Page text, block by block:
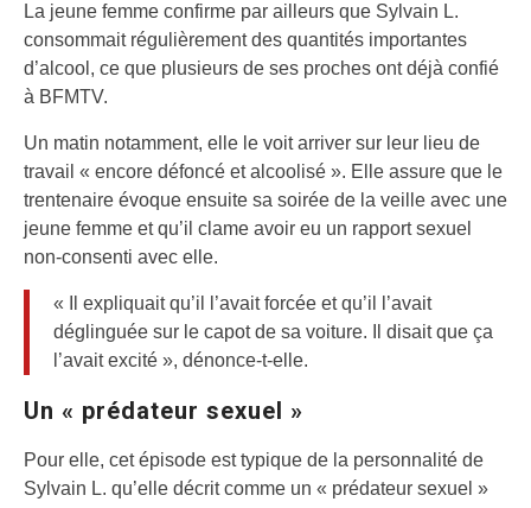
La jeune femme confirme par ailleurs que Sylvain L.
consommait régulièrement des quantités importantes
d’alcool, ce que plusieurs de ses proches ont déjà confié
à BFMTV.
Un matin notamment, elle le voit arriver sur leur lieu de
travail « encore défoncé et alcoolisé ». Elle assure que le
trentenaire évoque ensuite sa soirée de la veille avec une
jeune femme et qu’il clame avoir eu un rapport sexuel
non-consenti avec elle.
« Il expliquait qu’il l’avait forcée et qu’il l’avait
déglinguée sur le capot de sa voiture. Il disait que ça
l’avait excité », dénonce-t-elle.
Un « prédateur sexuel »
Pour elle, cet épisode est typique de la personnalité de
Sylvain L. qu’elle décrit comme un « prédateur sexuel »